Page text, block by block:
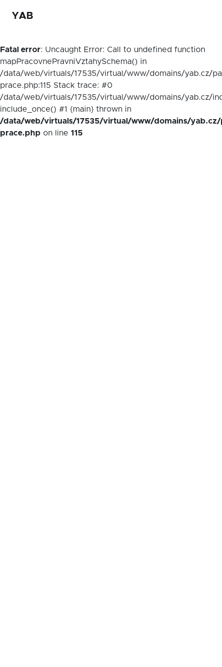
YAB
Fatal error: Uncaught Error: Call to undefined function
mapPracovnePravniVztahySchema() in
/data/web/virtuals/17535/virtual/www/domains/yab.cz/
prace.php:115 Stack trace: #0
/data/web/virtuals/17535/virtual/www/domains/yab.cz/
include_once() #1 {main} thrown in
/data/web/virtuals/17535/virtual/www/domains/yab.cz/
prace.php on line 115